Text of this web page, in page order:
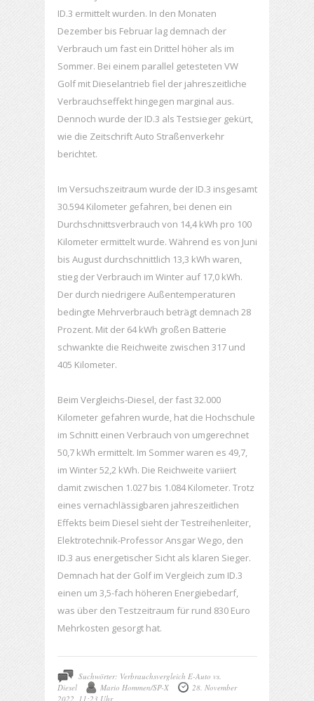
ID.3 ermittelt wurden. In den Monaten
Dezember bis Februar lag demnach der
Verbrauch um fast ein Drittel höher als im
Sommer. Bei einem parallel getesteten VW
Golf mit Dieselantrieb fiel der jahreszeitliche
Verbrauchseffekt hingegen marginal aus.
Dennoch wurde der ID.3 als Testsieger gekürt,
wie die Zeitschrift Auto Straßenverkehr
berichtet.
Im Versuchszeitraum wurde der ID.3 insgesamt
30.594 Kilometer gefahren, bei denen ein
Durchschnittsverbrauch von 14,4 kWh pro 100
Kilometer ermittelt wurde. Während es von Juni
bis August durchschnittlich 13,3 kWh waren,
stieg der Verbrauch im Winter auf 17,0 kWh.
Der durch niedrigere Außentemperaturen
bedingte Mehrverbrauch beträgt demnach 28
Prozent. Mit der 64 kWh großen Batterie
schwankte die Reichweite zwischen 317 und
405 Kilometer.
Beim Vergleichs-Diesel, der fast 32.000
Kilometer gefahren wurde, hat die Hochschule
im Schnitt einen Verbrauch von umgerechnet
50,7 kWh ermittelt. Im Sommer waren es 49,7,
im Winter 52,2 kWh. Die Reichweite variiert
damit zwischen 1.027 bis 1.084 Kilometer. Trotz
eines vernachlässigbaren jahreszeitlichen
Effekts beim Diesel sieht der Testreihenleiter,
Elektrotechnik-Professor Ansgar Wego, den
ID.3 aus energetischer Sicht als klaren Sieger.
Demnach hat der Golf im Vergleich zum ID.3
einen um 3,5-fach höheren Energiebedarf,
was über den Testzeitraum für rund 830 Euro
Mehrkosten gesorgt hat.
Suchwörter: Verbrauchsvergleich E-Auto vs.
Diesel
Mario Hommen/SP-X
28. November
2022, 11:23 Uhr